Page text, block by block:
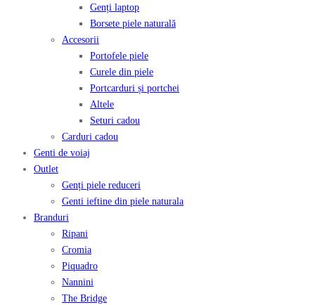
Genți laptop
Borsete piele naturală
Accesorii
Portofele piele
Curele din piele
Portcarduri și portchei
Altele
Seturi cadou
Carduri cadou
Genti de voiaj
Outlet
Genți piele reduceri
Genti ieftine din piele naturala
Branduri
Ripani
Cromia
Piquadro
Nannini
The Bridge